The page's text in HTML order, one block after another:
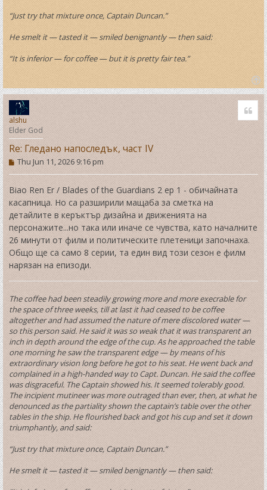
“Just try that mixture once, Captain Duncan.”
He smelt it — tasted it — smiled benignantly — then said:
“It is inferior — for coffee — but it is pretty fair tea.”
T
o
p
alshu
Elder God
Re: Гледано напоследък, част IV
P
o
s
t
Thu Jun 11, 2026 9:16 pm
Biao Ren Er / Blades of the Guardians 2 ep 1 - обичайната
касапница. Но са разширили мащаба за сметка на
детайлите в керъктър дизайна и движенията на
персонажите...но така или иначе се чувства, като началните
26 минути от филм и политическите плетеници започнаха.
Общо ще са само 8 серии, та един вид този сезон е филм
нарязан на епизоди.
The coffee had been steadily growing more and more execrable for
the space of three weeks, till at last it had ceased to be coffee
altogether and had assumed the nature of mere discolored water —
so this person said. He said it was so weak that it was transparent an
inch in depth around the edge of the cup. As he approached the table
one morning he saw the transparent edge — by means of his
extraordinary vision long before he got to his seat. He went back and
complained in a high-handed way to Capt. Duncan. He said the coffee
was disgraceful. The Captain showed his. It seemed tolerably good.
The incipient mutineer was more outraged than ever, then, at what he
denounced as the partiality shown the captain’s table over the other
tables in the ship. He flourished back and got his cup and set it down
triumphantly, and said:
“Just try that mixture once, Captain Duncan.”
He smelt it — tasted it — smiled benignantly — then said: